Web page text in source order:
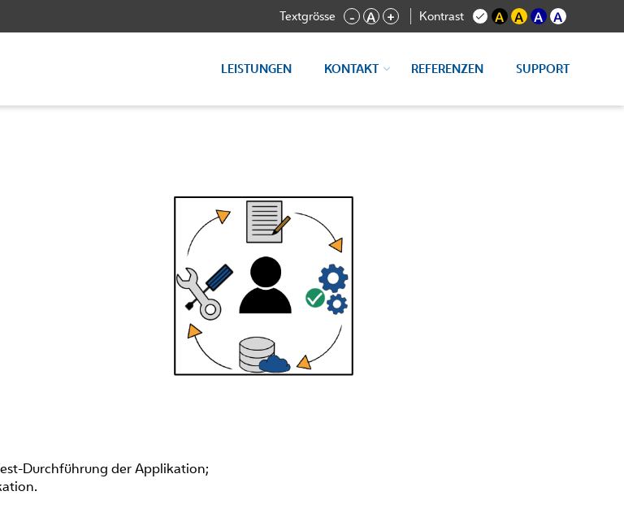
Textgrösse - A + Kontrast A A A A
LEISTUNGEN KONTAKT REFERENZEN SUPPORT
Durchführung der Applikation;